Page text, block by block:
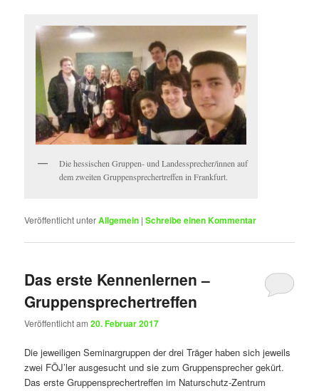
Die hessischen Gruppen- und Landessprecher/innen auf
dem zweiten Gruppensprechertreffen in Frankfurt.
Veröffentlicht unterAllgemein |Schreibe einen Kommentar
Das erste Kennenlernen –
Gruppensprechertreffen
Veröffentlicht am20. Februar 2017
Die jeweiligen Seminargruppen der drei Träger haben sich jeweils
zwei FÖJ’ler ausgesucht und sie zum Gruppensprecher gekürt.
Das erste Gruppensprechertreffen im Naturschutz-Zentrum